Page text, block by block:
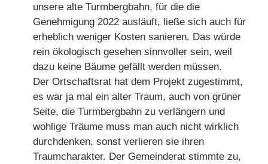
unsere alte Turmbergbahn, für die die
Genehmigung 2022 ausläuft, ließe sich auch für
erheblich weniger Kosten sanieren. Das würde
rein ökologisch gesehen sinnvoller sein, weil
dazu keine Bäume gefällt werden müssen.
Der Ortschaftsrat hat dem Projekt zugestimmt,
es war ja mal ein alter Traum, auch von grüner
Seite, die Turmbergbahn zu verlängern und
wohlige Träume muss man auch nicht wirklich
durchdenken, sonst verlieren sie ihren
Traumcharakter. Der Gemeinderat stimmte zu,